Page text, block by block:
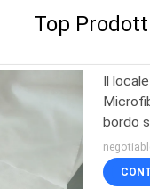
Top
Il
bordo